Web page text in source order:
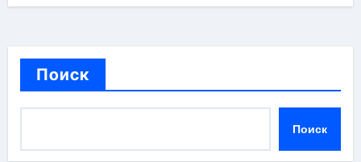
Поиск
Поиск